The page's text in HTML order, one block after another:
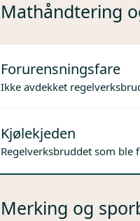
Mathåndtering
Forurensningsfare
Ikke avdekket
Kjølekjeden
Regelverksbruddet som
Merking og